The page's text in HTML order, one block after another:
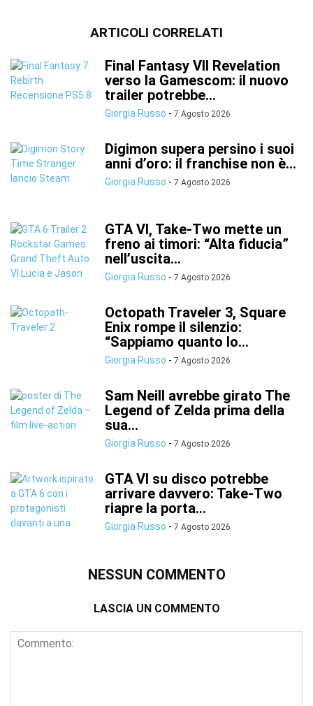
ARTICOLI CORRELATI
Final Fantasy VII Revelation
verso la Gamescom: il nuovo
trailer potrebbe...
Giorgia Russo - 7 Agosto 2026
Digimon supera persino i suoi
anni d’oro: il franchise non è...
Giorgia Russo - 7 Agosto 2026
GTA VI, Take-Two mette un
freno ai timori: “Alta fiducia”
nell’uscita...
Giorgia Russo - 7 Agosto 2026
Octopath Traveler 3, Square
Enix rompe il silenzio:
“Sappiamo quanto lo...
Giorgia Russo - 7 Agosto 2026
Sam Neill avrebbe girato The
Legend of Zelda prima della
sua...
Giorgia Russo - 7 Agosto 2026
GTA VI su disco potrebbe
arrivare davvero: Take-Two
riapre la porta...
Giorgia Russo - 7 Agosto 2026
NESSUN COMMENTO
LASCIA UN COMMENTO